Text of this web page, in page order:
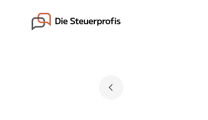
Go to landing page.